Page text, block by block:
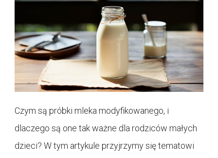
Czym są próbki mleka modyfikowanego, i
dlaczego są one tak ważne dla rodziców małych
dzieci? W tym artykule przyjrzymy się tematowi